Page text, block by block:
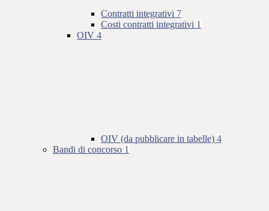
Contratti integrativi 7
Costi contratti integrativi 1
OIV 4
OIV (da pubblicare in tabelle) 4
Bandi di concorso 1